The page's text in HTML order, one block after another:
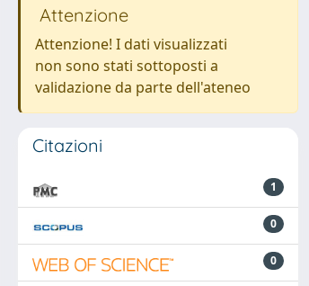
Attenzione
Attenzione! I dati visualizzati
non sono stati sottoposti a
validazione da parte dell'ateneo
Citazioni
1
0
0